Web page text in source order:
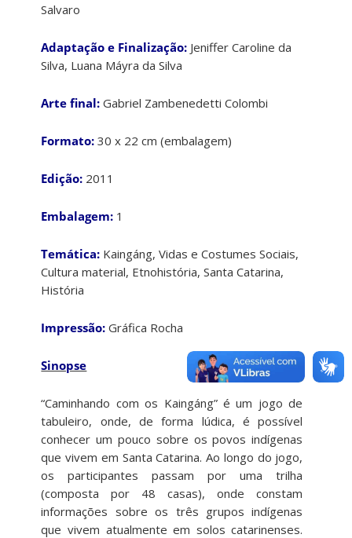
Salvaro
Adaptação e Finalização: Jeniffer Caroline da
Silva, Luana Máyra da Silva
Arte final: Gabriel Zambenedetti Colombi
Formato: 30 x 22 cm (embalagem)
Edição: 2011
Embalagem: 1
Temática: Kaingáng, Vidas e Costumes Sociais,
Cultura material, Etnohistória, Santa Catarina,
História
Impressão: Gráfica Rocha
Sinopse
“Caminhando com os Kaingáng” é um jogo de
tabuleiro, onde, de forma lúdica, é possível
conhecer um pouco sobre os povos indígenas
que vivem em Santa Catarina. Ao longo do jogo,
os participantes passam por uma trilha
(composta por 48 casas), onde constam
informações sobre os três grupos indígenas
que vivem atualmente em solos catarinenses.